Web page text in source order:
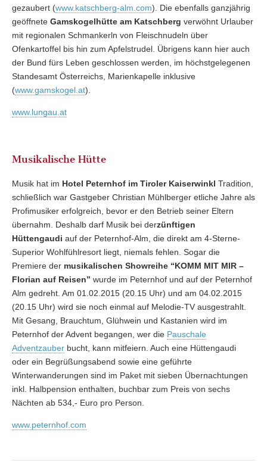
gezaubert (www.katschberg-alm.com). Die ebenfalls ganzjährig
geöffnete Gamskogelhütte am Katschberg verwöhnt Urlauber
mit regionalen Schmankerln von Fleischnudeln über
Ofenkartoffel bis hin zum Apfelstrudel. Übrigens kann hier auch
der Bund fürs Leben geschlossen werden, im höchstgelegenen
Standesamt Österreichs, Marienkapelle inklusive
(www.gamskogel.at).
www.lungau.at
Musikalische Hütte
Musik hat im Hotel Peternhof im Tiroler Kaiserwinkl Tradition,
schließlich war Gastgeber Christian Mühlberger etliche Jahre als
Profimusiker erfolgreich, bevor er den Betrieb seiner Eltern
übernahm. Deshalb darf Musik bei derzünftigen
Hüttengaudi auf der Peternhof-Alm, die direkt am 4-Sterne-
Superior Wohlfühlresort liegt, niemals fehlen. Sogar die
Premiere der musikalischen Showreihe “KOMM MIT MIR –
Florian auf Reisen” wurde im Peternhof und auf der Peternhof
Alm gedreht. Am 01.02.2015 (20.15 Uhr) und am 04.02.2015
(20.15 Uhr) wird sie noch einmal auf Melodie-TV ausgestrahlt.
Mit Gesang, Brauchtum, Glühwein und Kastanien wird im
Peternhof der Advent begangen, wer die Pauschale
Adventzauber bucht, kann mitfeiern. Auch eine Hüttengaudi
oder ein Begrüßungsabend sowie eine geführte
Winterwanderungen sind im Paket mit sieben Übernachtungen
inkl. Halbpension enthalten, buchbar zum Preis von sechs
Nächten ab 534,- Euro pro Person.
www.peternhof.com